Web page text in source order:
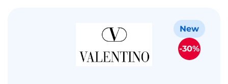
New
-30%